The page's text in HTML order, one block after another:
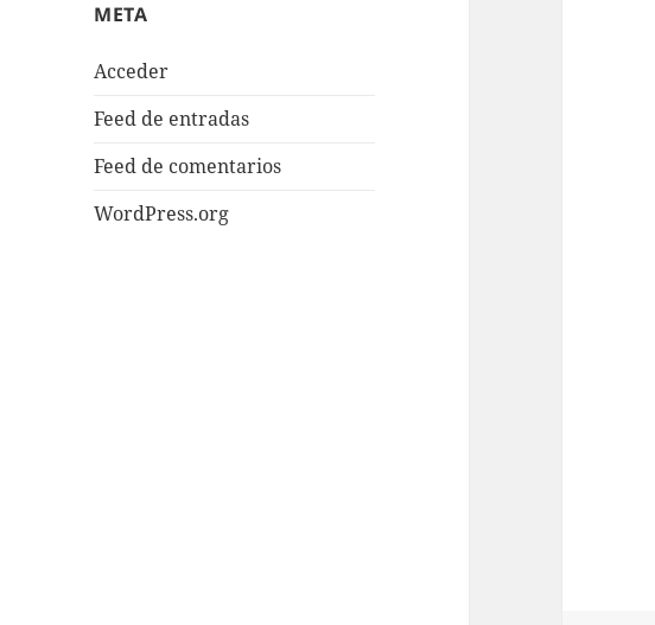
META
Acceder
Feed de entradas
Feed de comentarios
WordPress.org